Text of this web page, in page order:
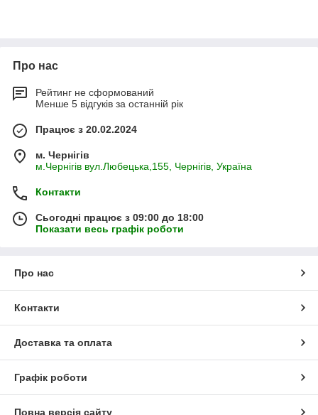
Про нас
Рейтинг не сформований
Менше 5 відгуків за останній рік
Працює з 20.02.2024
м. Чернігів
м.Чернігів вул.Любецька,155, Чернігів, Україна
Контакти
Сьогодні працює з 09:00 до 18:00
Показати весь графік роботи
Про нас
Контакти
Доставка та оплата
Графік роботи
Повна версія сайту